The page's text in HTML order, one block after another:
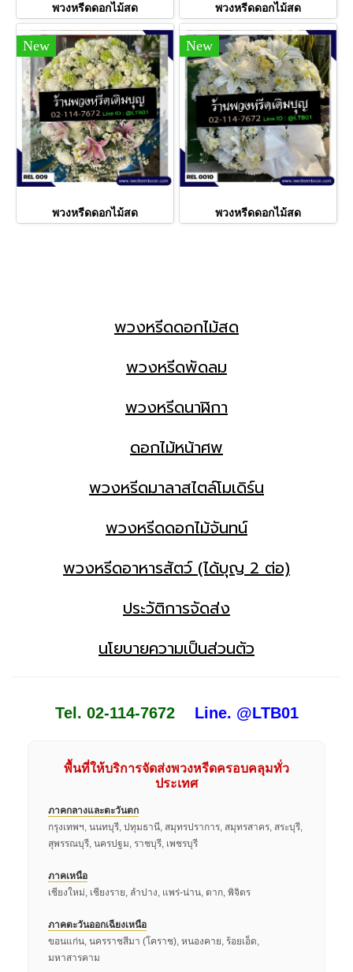
พวงหรีดดอกไม้สด พวงหรีดดอกไม้สด
New
พวงหรีดดอกไม้สด
New
พวงหรีดดอกไม้สด
พวงหรีดดอกไม้สด
พวงหรีดพัดลม
พวงหรีดนาฬิกา
ดอกไม้หน้าศพ
พวงหรีดมาลาสไตล์โมเดิร์น
พวงหรีดดอกไม้จันทน์
พวงหรีดอาหารสัตว์ (ได้บุญ 2 ต่อ)
ประวัติการจัดส่ง
นโยบายความเป็นส่วนตัว
Tel. 02-114-7672 Line. @LTB01
พื้นที่ให้บริการจัดส่งพวงหรีดครอบคลุมทั่ว
ประเทศ
ภาคกลางและตะวันตก
กรุงเทพฯ, นนทบุรี, ปทุมธานี, สมุทรปราการ, สมุทรสาคร, สระบุรี,
สุพรรณบุรี, นครปฐม, ราชบุรี, เพชรบุรี
ภาคเหนือ
เชียงใหม่, เชียงราย, ลำปาง, แพร่-น่าน, ตาก, พิจิตร
ภาคตะวันออกเฉียงเหนือ
ขอนแก่น, นครราชสีมา (โคราช), หนองคาย, ร้อยเอ็ด,
มหาสารคาม